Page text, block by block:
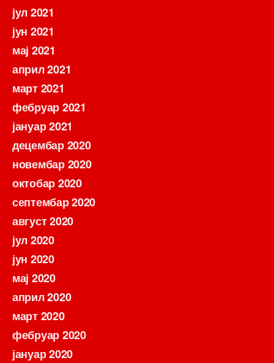
јул 2021
јун 2021
мај 2021
април 2021
март 2021
фебруар 2021
јануар 2021
децембар 2020
новембар 2020
октобар 2020
септембар 2020
август 2020
јул 2020
јун 2020
мај 2020
април 2020
март 2020
фебруар 2020
јануар 2020